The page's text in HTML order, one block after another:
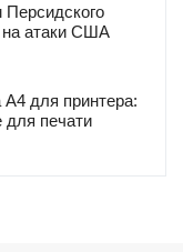
Персидского
на атаки США
для принтера:
для печати